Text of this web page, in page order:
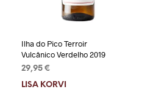
Ilha do Pico Terroir
Vulcânico Verdelho 2019
29,95 €
LISA KORVI